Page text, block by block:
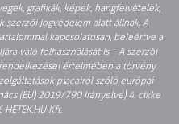
grafikák, képek, hangfelvételek,
szerzői jogvédelem alatt állnak. A
kapcsolatosan, beleértve a
való felhasználását is – A szerzői
értelmében a törvény
piacairól szóló európai
(EU) 2019/790 Irányelve) 4. cikke
Kft.